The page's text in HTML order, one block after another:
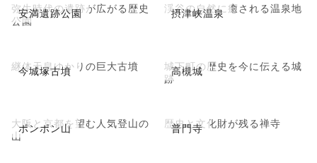
安満遺跡公園
弥生時代の遺跡が広がる歴史
公園
摂津峡温泉
渓谷の自然に癒される温泉地
今城塚古墳
継体天皇ゆかりの巨大古墳 高槻城
城下町の歴史を今に伝える城
跡
ポンポン山
大阪と京都を望む人気登山の
山
普門寺
歴史と文化財が残る禅寺